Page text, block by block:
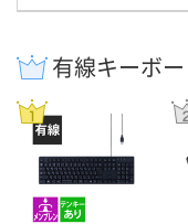
有線キーボ